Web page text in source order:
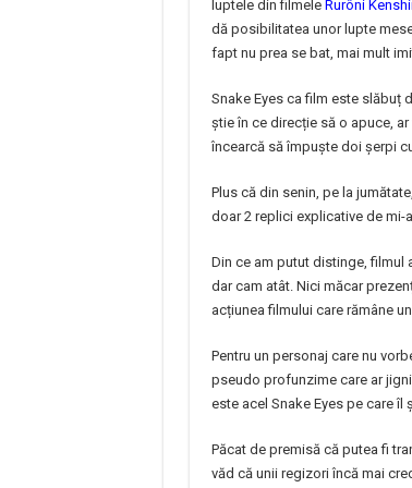
luptele din filmele Rurôni
dă posibilitatea unor lupte
fapt nu prea se bat, mai mult
Snake Eyes ca film este slăbuț
știe în ce direcție să o apuce,
încearcă să împuște doi șerpi
Plus că din senin, pe la
doar 2 replici explicative de mi-
Din ce am putut distinge, filmul
dar cam atât. Nici măcar
acțiunea filmului care rămâne
Pentru un personaj care nu
pseudo profunzime care ar
este acel Snake Eyes pe care îl
Păcat de premisă că putea fi
văd că unii regizori încă mai